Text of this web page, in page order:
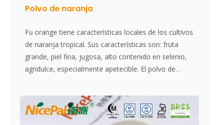
Polvo de naranja
Fu orange tiene características locales de los cultivos
de naranja tropical. Sus características son: fruta
grande, piel fina, jugosa, alto contenido en selenio,
agridulce, especialmente apetecible. El polvo de
Hainan elaborada con la tecnología y el
procesamiento de secado por aspersión más
avanzados del mundo, que mantiene bien su